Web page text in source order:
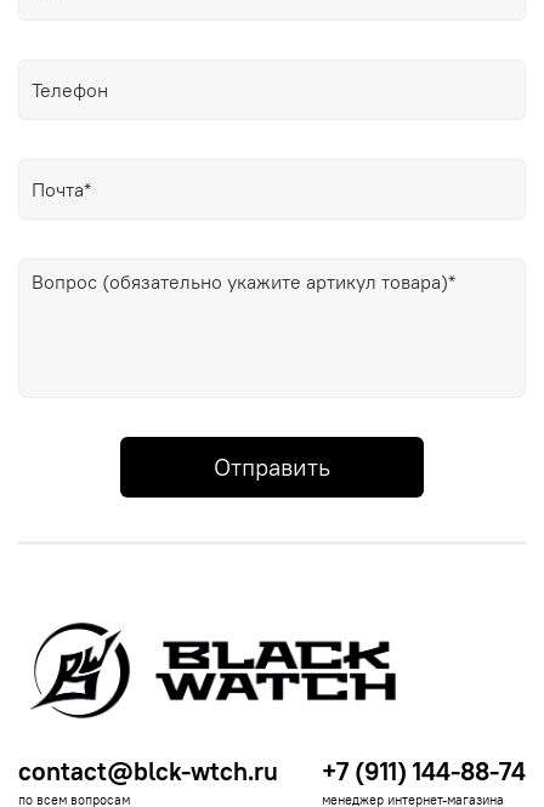
Отправить
contact@blck-wtch.ru
по всем вопросам
+7 (911) 144-88-74
менеджер интернет-магазина